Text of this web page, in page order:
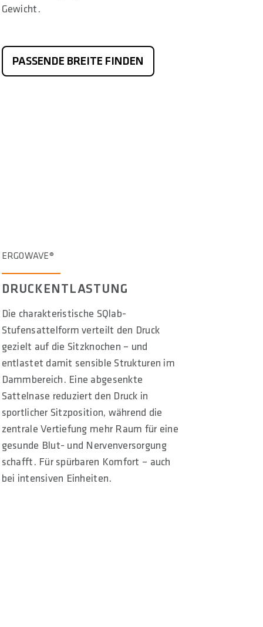
Gewicht.
PASSENDE BREITE FINDEN
ERGOWAVE®
DRUCKENTLASTUNG
Die charakteristische SQlab-
Stufensattelform verteilt den Druck
gezielt auf die Sitzknochen – und
entlastet damit sensible Strukturen im
Dammbereich. Eine abgesenkte
Sattelnase reduziert den Druck in
sportlicher Sitzposition, während die
zentrale Vertiefung mehr Raum für eine
gesunde Blut- und Nervenversorgung
schafft. Für spürbaren Komfort – auch
bei intensiven Einheiten.